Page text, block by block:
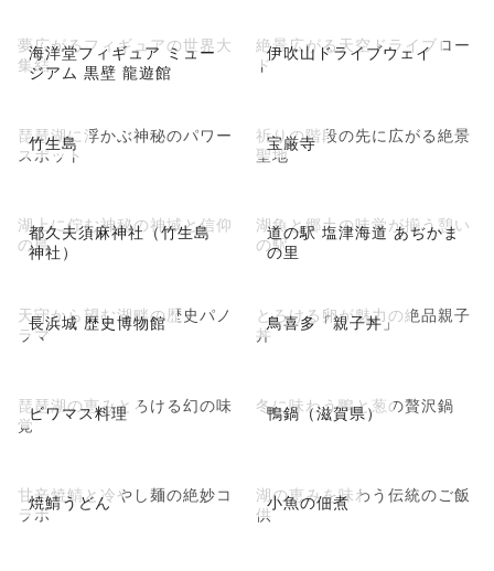
海洋堂フィギュア ミュー
ジアム 黒壁 龍遊館
夢広がるフィギュアの世界大
集結
伊吹山ドライブウェイ
絶景広がる天空ドライブロー
ド
竹生島
琵琶湖に浮かぶ神秘のパワー
スポット
宝厳寺
祈りの階段の先に広がる絶景
聖地
都久夫須麻神社（竹生島
神社）
湖上に佇む神秘の神域と信仰
の島
道の駅 塩津海道 あぢかま
の里
湖魚と郷土の味覚が揃う憩い
の駅
長浜城 歴史博物館
天守から望む湖畔の歴史パノ
ラマ
鳥喜多「親子丼」
とろける卵が魅力の絶品親子
丼
ビワマス料理
琵琶湖の恵みとろける幻の味
覚
鴨鍋（滋賀県）
冬に味わう鴨と葱の贅沢鍋
焼鯖うどん
甘辛焼鯖と冷やし麺の絶妙コ
ラボ
小魚の佃煮
湖の恵みを味わう伝統のご飯
供